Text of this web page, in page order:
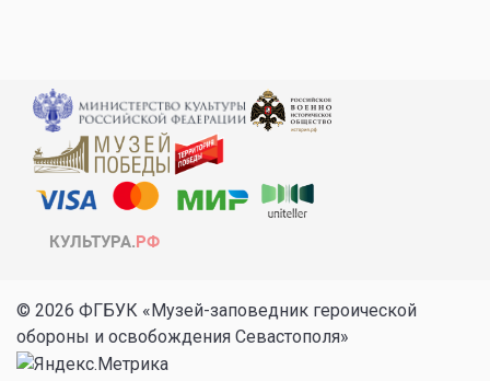
© 2026 ФГБУК «Музей-заповедник героической
обороны и освобождения Севастополя»